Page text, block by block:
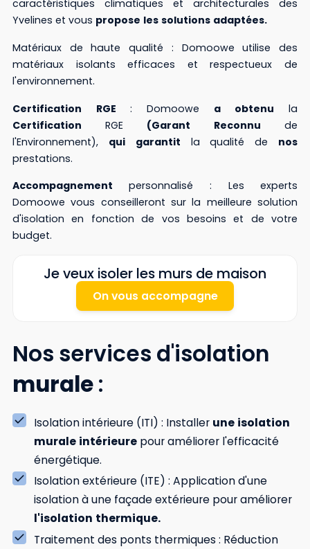
caractéristiques climatiques et architecturales des
Yvelines et vous propose les solutions adaptées.
Matériaux de haute qualité : Domoowe utilise des
matériaux isolants efficaces et respectueux de
l'environnement.
Certification
RGE : Domoowe a obtenu la
Certification RGE (Garant Reconnu de
l'Environnement), qui garantit la qualité de nos
prestations.
Accompagnement personnalisé : Les experts
Domoowe vous conseilleront sur la meilleure solution
d'isolation en fonction de vos besoins et de votre
budget.
Je veux isoler les murs de maison
On vous accompagne
Nos services d'isolation
murale:
Isolation intérieure (ITI) : Installer une isolation
murale intérieure pour améliorer l'efficacité
énergétique.
Isolation extérieure (ITE) : Application d'une
isolation à une façade extérieure pour améliorer
l'isolation thermique.
Traitement des ponts thermiques : Réduction